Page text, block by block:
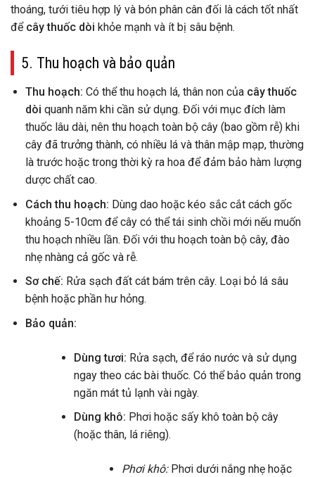
thoáng, tưới tiêu hợp lý và bón phân cân đối là cách tốt nhất
để cây thuốc dòi khỏe mạnh và ít bị sâu bệnh.
5. Thu hoạch và bảo quản
Thu hoạch: Có thể thu hoạch lá, thân non của cây thuốc
dòi quanh năm khi cần sử dụng. Đối với mục đích làm
thuốc lâu dài, nên thu hoạch toàn bộ cây (bao gồm rễ) khi
cây đã trưởng thành, có nhiều lá và thân mập mạp, thường
là trước hoặc trong thời kỳ ra hoa để đảm bảo hàm lượng
dược chất cao.
Cách thu hoạch: Dùng dao hoặc kéo sắc cắt cách gốc
khoảng 5-10cm để cây có thể tái sinh chồi mới nếu muốn
thu hoạch nhiều lần. Đối với thu hoạch toàn bộ cây, đào
nhẹ nhàng cả gốc và rễ.
Sơ chế: Rửa sạch đất cát bám trên cây. Loại bỏ lá sâu
bệnh hoặc phần hư hỏng.
Bảo quản:
Dùng tươi: Rửa sạch, để ráo nước và sử dụng
ngay theo các bài thuốc. Có thể bảo quản trong
ngăn mát tủ lạnh vài ngày.
Dùng khô: Phơi hoặc sấy khô toàn bộ cây
(hoặc thân, lá riêng).
Phơi khô:Phơi dưới nắng nhẹ hoặc